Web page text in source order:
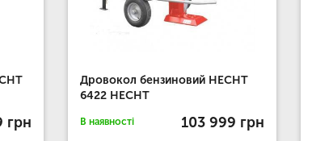
грн
Дровокол бензиновий HECHT
6422 HECHT
В наявності 103 999 грн